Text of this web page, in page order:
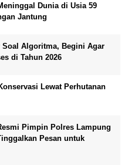
Dunia di Usia 59
Jantung
Soal Algoritma, Begini Agar
di Tahun 2026
Lewat Perhutanan
Pimpin Polres Lampung
Pesan untuk